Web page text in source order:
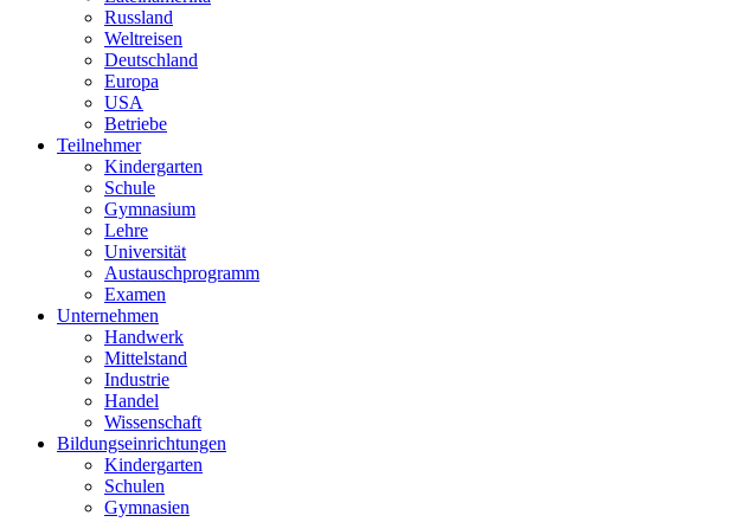
Russland
Weltreisen
Deutschland
Europa
USA
Betriebe
Teilnehmer
Kindergarten
Schule
Gymnasium
Lehre
Universität
Austauschprogramm
Examen
Unternehmen
Handwerk
Mittelstand
Industrie
Handel
Wissenschaft
Bildungseinrichtungen
Kindergarten
Schulen
Gymnasien